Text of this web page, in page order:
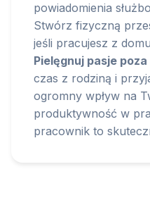
powiadomienia
Stwórz fizyczną
jeśli pracujesz z
Pielęgnuj pasje
czas z rodziną i
ogromny wpływ na
produktywność w
pracownik to